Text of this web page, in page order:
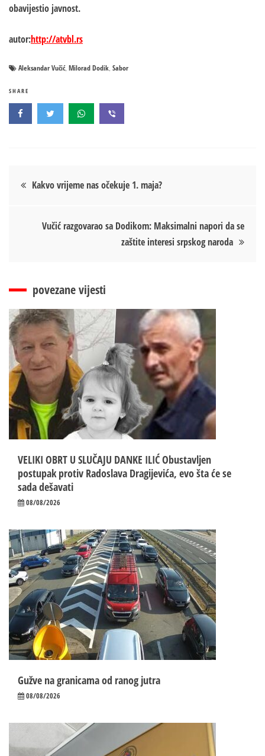
obavijestio javnost.
autor:http://atvbl.rs
Aleksandar Vučić, Milorad Dodik, Sabor
SHARE
Кретање
Kakvo vrijeme nas očekuje 1. maja?
Vučić razgovarao sa Dodikom: Maksimalni napori da se
zaštite interesi srpskog naroda
povezane vijesti
VELIKI OBRT U SLUČAJU DANKE ILIĆ Obustavljen
postupak protiv Radoslava Dragijevića, evo šta će se
sada dešavati
08/08/2026
Gužve na granicama od ranog jutra
08/08/2026